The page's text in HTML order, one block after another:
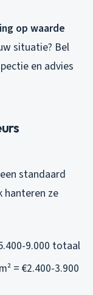
op waarde
situatie? Bel
en advies
standaard
hanteren ze
9.000 totaal
= €2.400-3.900